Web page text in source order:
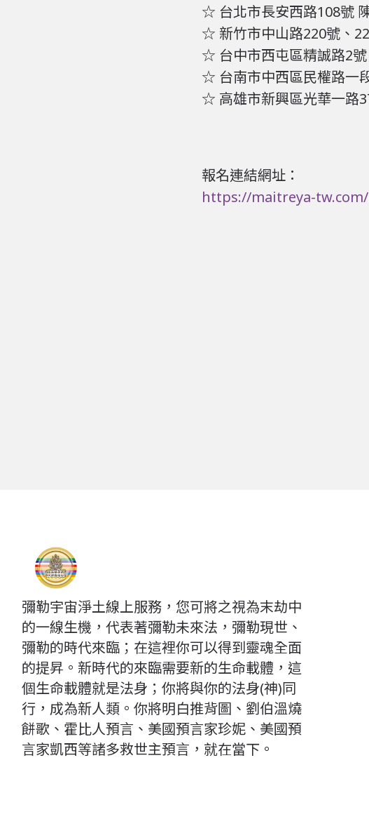
☆ 台北市長安西路108號
☆ 新竹市中山路220號、
☆ 台中市西屯區精誠路2
☆ 台南市中西區民權路一
☆ 高雄市新興區光華一路
報名連結網址：
https://maitreya-
彌勒宇宙淨土線上服務，您可將之視為末劫中
的一線生機，代表著彌勒未來法，彌勒現世、
彌勒的時代來臨；在這裡你可以得到靈魂全面
的提昇。新時代的來臨需要新的生命載體，這
個生命載體就是法身；你將與你的法身(神)同
行，成為新人類。你將明白推背圖、劉伯溫燒
餅歌、霍比人預言、美國預言家珍妮、美國預
言家凱西等諸多救世主預言，就在當下。